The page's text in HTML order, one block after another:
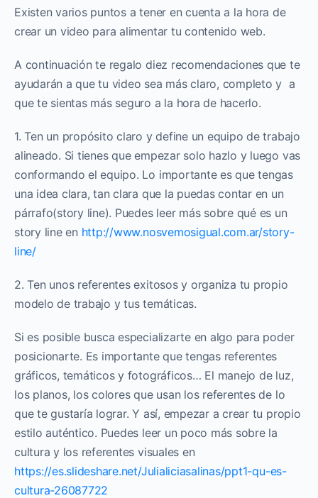
Existen varios puntos a tener en cuenta a la hora de
crear un video para alimentar tu contenido web.
A continuación te regalo diez recomendaciones que te
ayudarán a que tu video sea más claro, completo y a
que te sientas más seguro a la hora de hacerlo.
1. Ten un propósito claro y define un equipo de trabajo
alineado. Si tienes que empezar solo hazlo y luego vas
conformando el equipo. Lo importante es que tengas
una idea clara, tan clara que la puedas contar en un
párrafo(story line). Puedes leer más sobre qué es un
story line en http://www.nosvemosigual.com.ar/story-
line/
2. Ten unos referentes exitosos y organiza tu propio
modelo de trabajo y tus temáticas.
Si es posible busca especializarte en algo para poder
posicionarte. Es importante que tengas referentes
gráficos, temáticos y fotográficos… El manejo de luz,
los planos, los colores que usan los referentes de lo
que te gustaría lograr. Y así, empezar a crear tu propio
estilo auténtico. Puedes leer un poco más sobre la
cultura y los referentes visuales en
https://es.slideshare.net/Julialiciasalinas/ppt1-qu-es-
cultura-26087722